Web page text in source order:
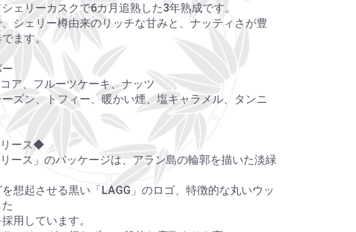
ェリーカスクで6カ月追熟した3年熟成です。
シェリー樽由来のリッチな甘みと、ナッティさが豊
ます。
ア、フルーツケーキ、ナッツ
ズン、トフィー、暖かい煙、塩キャラメル、タンニ
ース◆
ース」のパッケージは、アラン島の輪郭を描いた淡緑
想起させる黒い「LAGG」のロゴ、特徴的な丸いウッ
用しています。